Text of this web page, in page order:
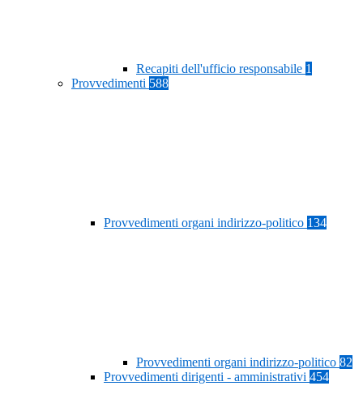
Recapiti dell'ufficio responsabile 1
Provvedimenti 588
Provvedimenti organi indirizzo-politico 134
Provvedimenti organi indirizzo-politico 82
Provvedimenti dirigenti - amministrativi 454